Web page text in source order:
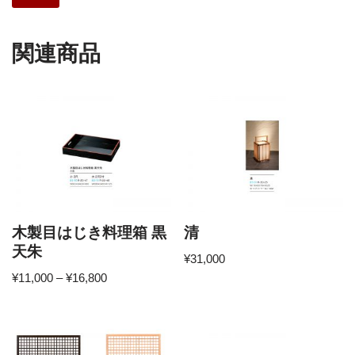
関連商品
木製目はじき料理箱 黒
天朱
¥11,000 –¥16,800
清
¥31,000